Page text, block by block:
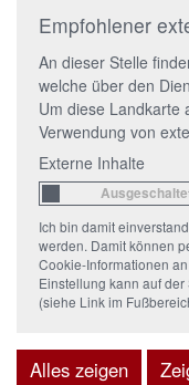
Empfohlener
An dieser Stelle
welche über den
Um diese Landkarte
Verwendung von
Externe Inhalte
Ich bin damit
werden. Damit können
Cookie-Informationen
Einstellung kann auf
(siehe Link im
Alles zeigen